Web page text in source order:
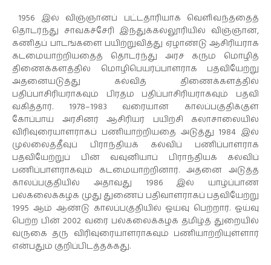
1956 இல் விஞ்ஞானப் பட்டதாரியாக வெளிவந்ததைத்
தொடர்ந்து சாவகச்சேரி இந்துக்கல்லூரியில் விஞ்ஞான,
கணிதப் பாடங்களை பயிற்றுவித்து ஏழாண்டு ஆசிரியராக
கடமையாற்றியதைத் தொடர்ந்து அரச கரும மொழித்
திணைக்களத்தில் மொழிபெயர்ப்பாளராக பதவியேற்று
அதனையடுத்து கல்வித் திணைக்களத்தில்
பதிப்பாசிரியராகவும் பிரதம பதிப்பாசிரியராகவும் பதவி
வகித்தார். 1978–1983 வரையான காலப்பகுதிக்குள்
கோப்பாய் அரசினர் ஆசிரியர் பயிற்சி கலாசாலையில்
விரிவுரையாளராகப் பணியாற்றியதை அடுத்து 1984 இல்
முல்லைத்தீவுப் பிராந்தியக் கல்விப் பணிப்பாளராக
பதவியேற்றுப் பின் வவுனியாப் பிராந்தியக் கல்விப்
பணிப்பாளராகவும் கடமையாற்றினார். அதனை அடுத்த
காலப்பகுதியில் அதாவது 1986 இல் யாழ்ப்பாண
பல்கலைக்கழக முது துணைப் பதிவாளராகப் பதவியேற்று
1995 ஆம் ஆண்டு காலப்பகுதியில் ஓய்வு பெற்றார். ஓய்வு
பெற்ற பின் 2002 வரை பல்கலைக்கழக தமிழ்த் துறையில்
வருகை தரு விரிவுரையாளராகவும் பணியாற்றியுள்ளார்
என்பதும் குறிப்பிடத்தக்கது.